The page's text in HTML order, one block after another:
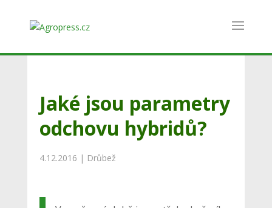
Jaké jsou parametry
odchovu hybridů?
4.12.2016 | Drůbež